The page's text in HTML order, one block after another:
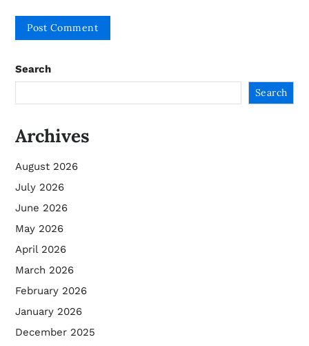
Search
Search
Archives
August 2026
July 2026
June 2026
May 2026
April 2026
March 2026
February 2026
January 2026
December 2025